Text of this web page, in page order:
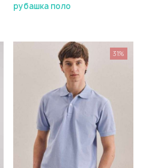
рубашка поло
31%